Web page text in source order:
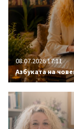
08.07.2026 17:11
Азбуката на